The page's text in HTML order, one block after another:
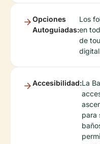
Opciones
Autoguiadas:
Los
en
de
Accesibilidad:La
para